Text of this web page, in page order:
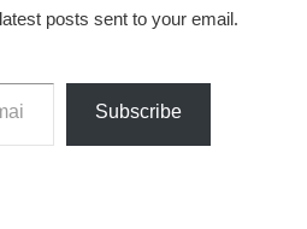
posts sent to your email.
Subscribe